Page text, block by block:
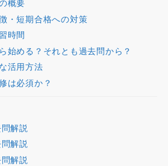
概要
・短期合格への対策
時間
始める？それとも過去問から？
活用方法
は必須か？
解説
解説
解説